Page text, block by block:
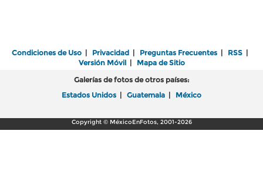
Condiciones de Uso | Privacidad | Preguntas Frecuentes | RSS |
Versión Móvil| Mapa de Sitio
Galerías de fotos de otros países:
Estados Unidos | Guatemala | México
Copyright © MéxicoEnFotos, 2001-2026